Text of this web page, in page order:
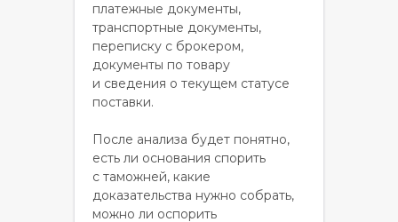
платежные документы,
транспортные документы,
переписку с брокером,
документы по товару
и сведения о текущем статусе
поставки.
После анализа будет понятно,
есть ли основания спорить
с таможней, какие
доказательства нужно собрать,
можно ли оспорить